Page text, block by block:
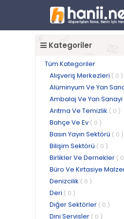
Kategoriler
Tüm Kategoriler
Alışveriş Merkezleri ( 0 )
Alüminyum Ve Yan
Ambalaj Ve Yan Sanayi
Arıtma Ve Temizlik ( 0 )
Bahçe Ve Ev ( 0 )
Basın Yayın Sektörü ( 0 )
Bilişim Sektörü ( 0 )
Birlikler Ve Dernekler (
Büro Ve Kırtasiye
Denizcilik ( 0 )
Deri ( 0 )
Diğer Sektörler ( 0 )
Dini Servisler ( 0 )